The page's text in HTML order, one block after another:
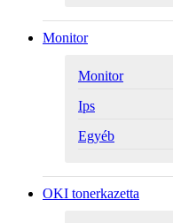
Monitor
Monitor
Ips
Egyéb
OKI tonerkazetta